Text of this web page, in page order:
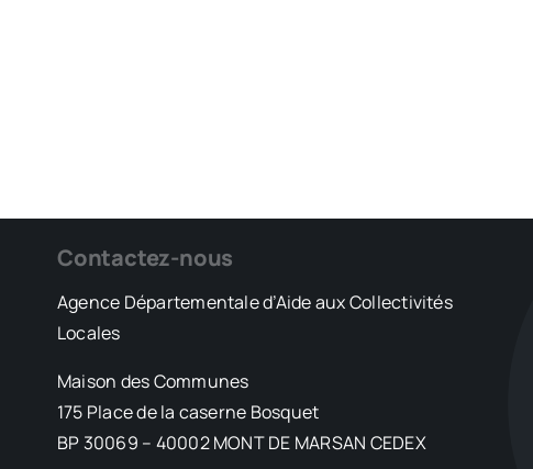
Contactez-nous
Agence Départementale d’Aide aux Collectivités
Locales
Maison des Communes
175 Place de la caserne Bosquet
BP 30069 – 40002 MONT DE MARSAN CEDEX